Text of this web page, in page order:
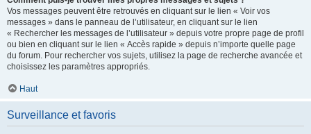
Vos messages peuvent être retrouvés en cliquant sur le lien « Voir vos
messages » dans le panneau de l’utilisateur, en cliquant sur le lien
« Rechercher les messages de l’utilisateur » depuis votre propre page de profil
ou bien en cliquant sur le lien « Accès rapide » depuis n’importe quelle page
du forum. Pour rechercher vos sujets, utilisez la page de recherche avancée et
choisissez les paramètres appropriés.
Haut
Surveillance et favoris